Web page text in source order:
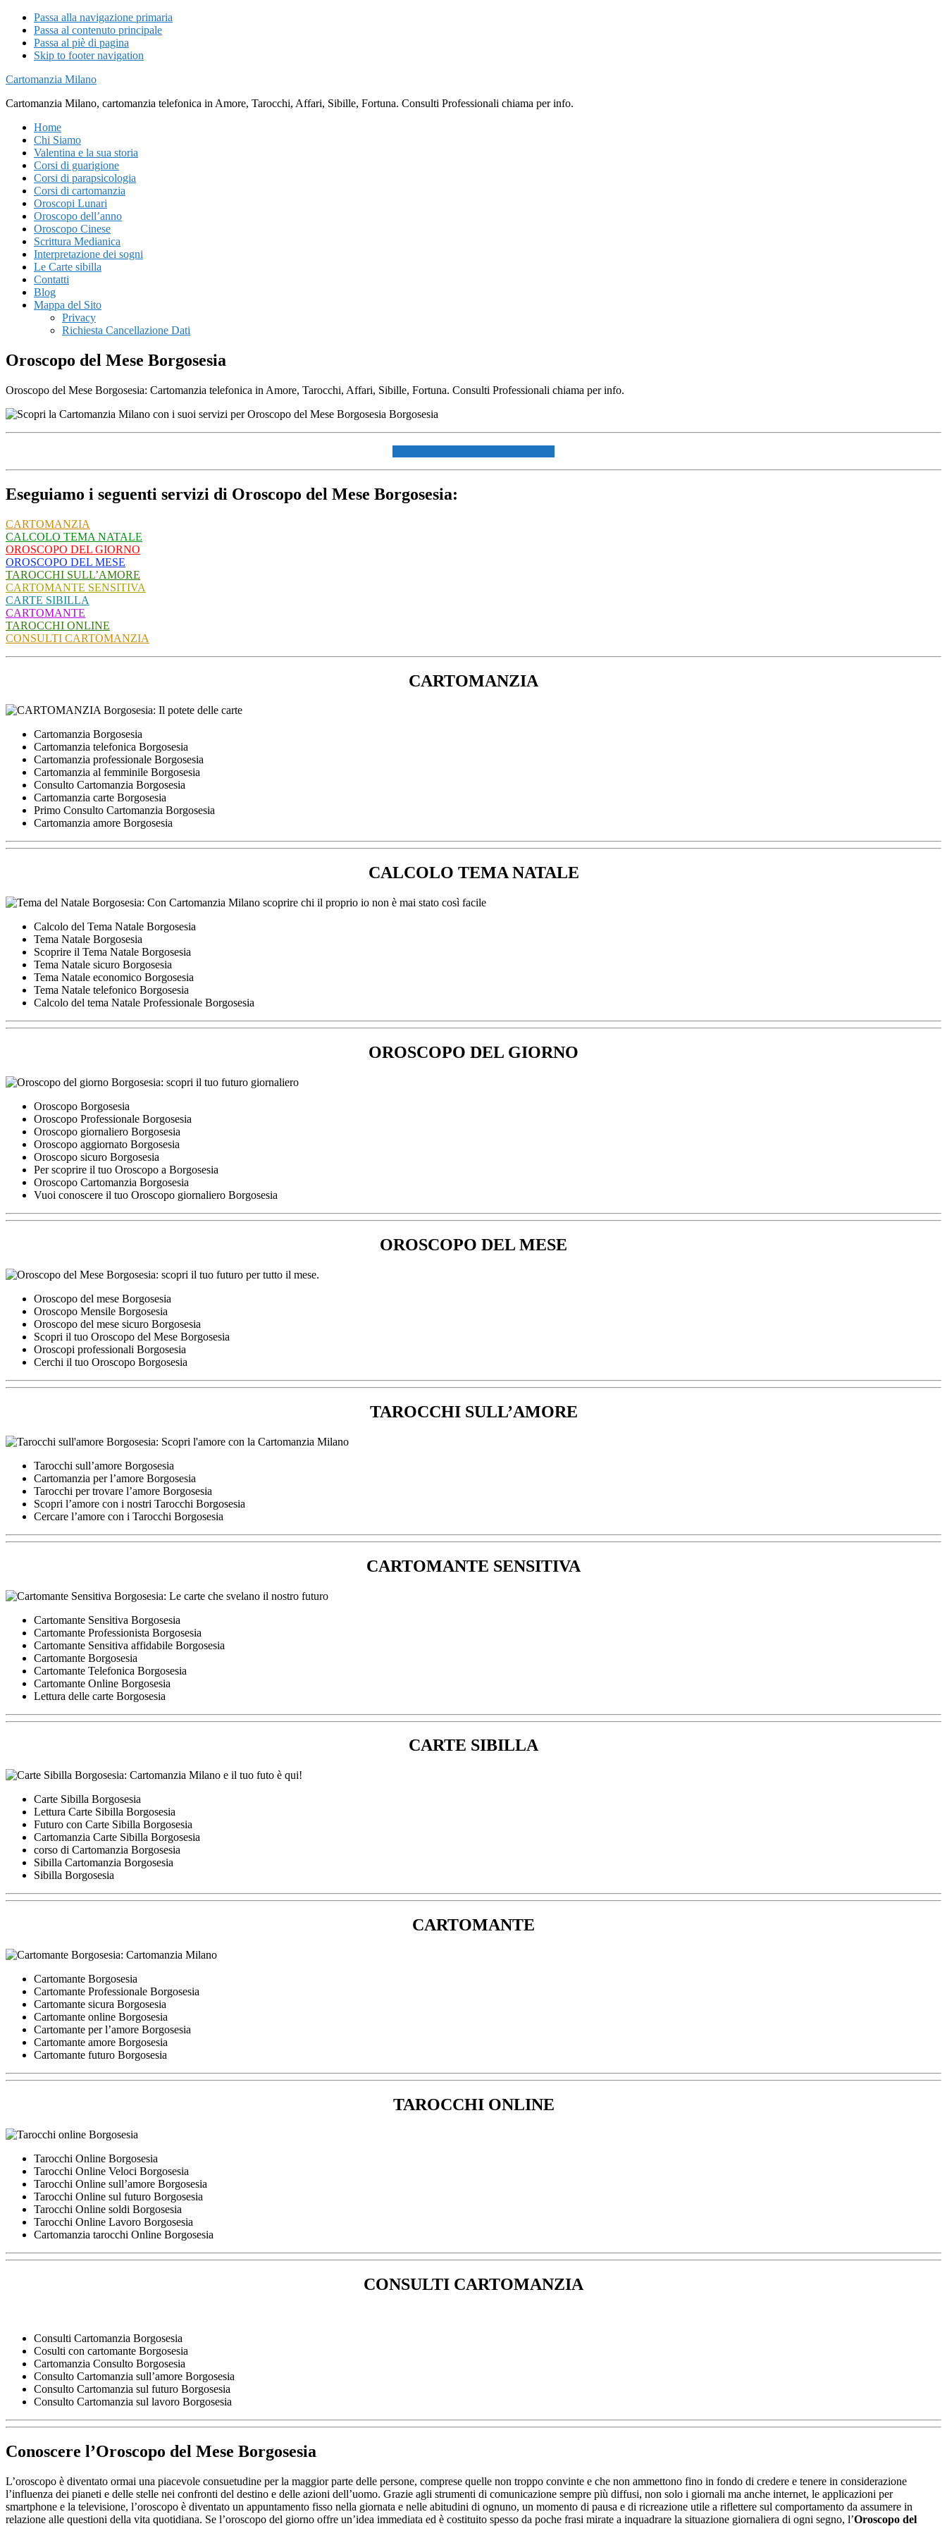
Passa alla navigazione primaria
Passa al contenuto principale
Passa al piè di pagina
Skip to footer navigation
Cartomanzia Milano
Cartomanzia Milano, cartomanzia telefonica in Amore, Tarocchi, Affari, Sibille, Fortuna. Consulti Professionali chiama per info.
Home
Chi Siamo
Valentina e la sua storia
Corsi di guarigione
Corsi di parapsicologia
Corsi di cartomanzia
Oroscopi Lunari
Oroscopo dell’anno
Oroscopo Cinese
Scrittura Medianica
Interpretazione dei sogni
Le Carte sibilla
Contatti
Blog
Mappa del Sito
Privacy
Richiesta Cancellazione Dati
Oroscopo del Mese Borgosesia
Oroscopo del Mese Borgosesia: Cartomanzia telefonica in Amore, Tarocchi, Affari, Sibille, Fortuna. Consulti Professionali chiama per info.
Eseguiamo i seguenti servizi di Oroscopo del Mese Borgosesia:
CARTOMANZIA
CALCOLO TEMA NATALE
OROSCOPO DEL GIORNO
OROSCOPO DEL MESE
TAROCCHI SULL’AMORE
CARTOMANTE SENSITIVA
CARTE SIBILLA
CARTOMANTE
TAROCCHI ONLINE
CONSULTI CARTOMANZIA
CARTOMANZIA
Cartomanzia Borgosesia
Cartomanzia telefonica Borgosesia
Cartomanzia professionale Borgosesia
Cartomanzia al femminile Borgosesia
Consulto Cartomanzia Borgosesia
Cartomanzia carte Borgosesia
Primo Consulto Cartomanzia Borgosesia
Cartomanzia amore Borgosesia
CALCOLO TEMA NATALE
Calcolo del Tema Natale Borgosesia
Tema Natale Borgosesia
Scoprire il Tema Natale Borgosesia
Tema Natale sicuro Borgosesia
Tema Natale economico Borgosesia
Tema Natale telefonico Borgosesia
Calcolo del tema Natale Professionale Borgosesia
OROSCOPO DEL GIORNO
Oroscopo Borgosesia
Oroscopo Professionale Borgosesia
Oroscopo giornaliero Borgosesia
Oroscopo aggiornato Borgosesia
Oroscopo sicuro Borgosesia
Per scoprire il tuo Oroscopo a Borgosesia
Oroscopo Cartomanzia Borgosesia
Vuoi conoscere il tuo Oroscopo giornaliero Borgosesia
OROSCOPO DEL MESE
Oroscopo del mese Borgosesia
Oroscopo Mensile Borgosesia
Oroscopo del mese sicuro Borgosesia
Scopri il tuo Oroscopo del Mese Borgosesia
Oroscopi professionali Borgosesia
Cerchi il tuo Oroscopo Borgosesia
TAROCCHI SULL’AMORE
Tarocchi sull’amore Borgosesia
Cartomanzia per l’amore Borgosesia
Tarocchi per trovare l’amore Borgosesia
Scopri l’amore con i nostri Tarocchi Borgosesia
Cercare l’amore con i Tarocchi Borgosesia
CARTOMANTE SENSITIVA
Cartomante Sensitiva Borgosesia
Cartomante Professionista Borgosesia
Cartomante Sensitiva affidabile Borgosesia
Cartomante Borgosesia
Cartomante Telefonica Borgosesia
Cartomante Online Borgosesia
Lettura delle carte Borgosesia
CARTE SIBILLA
Carte Sibilla Borgosesia
Lettura Carte Sibilla Borgosesia
Futuro con Carte Sibilla Borgosesia
Cartomanzia Carte Sibilla Borgosesia
corso di Cartomanzia Borgosesia
Sibilla Cartomanzia Borgosesia
Sibilla Borgosesia
CARTOMANTE
Cartomante Borgosesia
Cartomante Professionale Borgosesia
Cartomante sicura Borgosesia
Cartomante online Borgosesia
Cartomante per l’amore Borgosesia
Cartomante amore Borgosesia
Cartomante futuro Borgosesia
TAROCCHI ONLINE
Tarocchi Online Borgosesia
Tarocchi Online Veloci Borgosesia
Tarocchi Online sull’amore Borgosesia
Tarocchi Online sul futuro Borgosesia
Tarocchi Online soldi Borgosesia
Tarocchi Online Lavoro Borgosesia
Cartomanzia tarocchi Online Borgosesia
CONSULTI CARTOMANZIA
Consulti Cartomanzia Borgosesia
Cosulti con cartomante Borgosesia
Cartomanzia Consulto Borgosesia
Consulto Cartomanzia sull’amore Borgosesia
Consulto Cartomanzia sul futuro Borgosesia
Consulto Cartomanzia sul lavoro Borgosesia
Conoscere l’Oroscopo del Mese Borgosesia
L’oroscopo è diventato ormai una piacevole consuetudine per la maggior parte delle persone, comprese quelle non troppo convinte e che non ammettono fino in fondo di credere e tenere in considerazione
l’influenza dei pianeti e delle stelle nei confronti del destino e delle azioni dell’uomo. Grazie agli strumenti di comunicazione sempre più diffusi, non solo i giornali ma anche internet, le applicazioni per
smartphone e la televisione, l’oroscopo è diventato un appuntamento fisso nella giornata e nelle abitudini di ognuno, un momento di pausa e di ricreazione utile a riflettere sul comportamento da assumere in
relazione alle questioni della vita quotidiana. Se l’oroscopo del giorno offre un’idea immediata ed è costituito spesso da poche frasi mirate a inquadrare la situazione giornaliera di ogni segno, l’Oroscopo del